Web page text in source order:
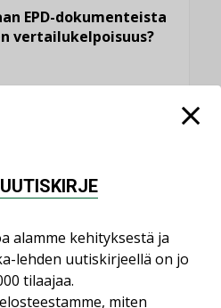
EPD-dokumenteista
vertailukelpoisuus?
alamme kehityksestä ja
lehden uutiskirjeellä on jo
tilaajaa.
, miten